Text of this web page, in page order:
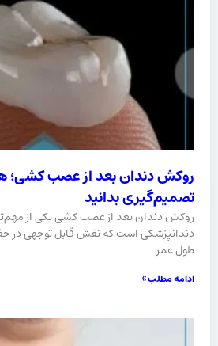
روکش دندان بعد از عصب کشی؛ هر
تصمیم‌گیری بدانید
روکش دندان بعد از عصب کشی یکی از
دندانپزشکی است که نقش قابل توجهی در
طول عمر
ادامه مطلب »